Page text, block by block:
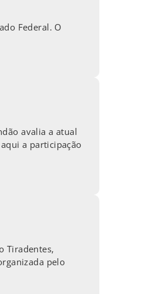
Federal. O
avalia a atual
a participação
Tiradentes,
pelo